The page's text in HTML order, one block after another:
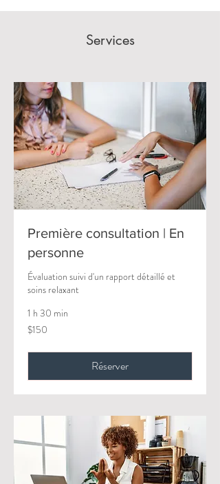
Services
Première consultation | En
personne
Évaluation suivi d'un rapport détaillé et
soins relaxant
1 h 30 min
150
Canadian
$150
Réserver